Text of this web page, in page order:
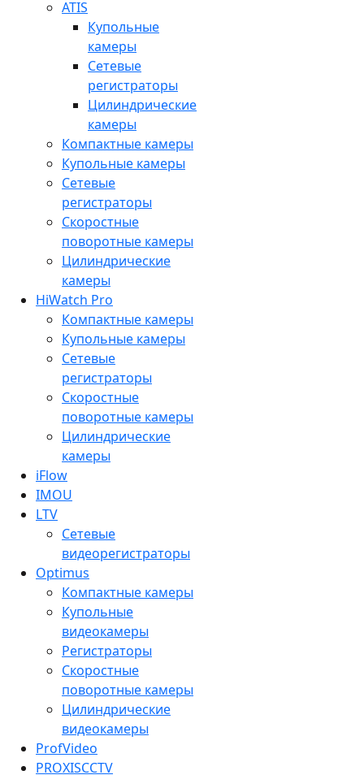
ATIS
Купольные
камеры
Сетевые
регистраторы
Цилиндрические
камеры
Компактные камеры
Купольные камеры
Сетевые
регистраторы
Скоростные
поворотные камеры
Цилиндрические
камеры
HiWatch Pro
Компактные камеры
Купольные камеры
Сетевые
регистраторы
Скоростные
поворотные камеры
Цилиндрические
камеры
iFlow
IMOU
LTV
Сетевые
видеорегистраторы
Optimus
Компактные камеры
Купольные
видеокамеры
Регистраторы
Скоростные
поворотные камеры
Цилиндрические
видеокамеры
ProfVideo
PROXISCCTV